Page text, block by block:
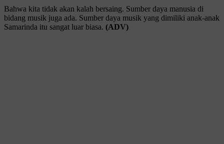
Bahwa kita tidak akan kalah bersaing. Sumber daya manusia di
bidang musik juga ada. Sumber daya musik yang dimiliki anak-anak
Samarinda itu sangat luar biasa. (ADV)